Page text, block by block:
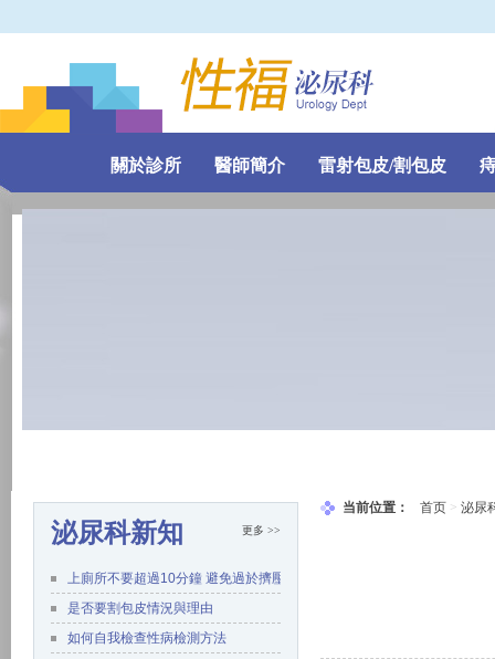
關於診所 醫師簡介 雷射包皮/割包皮
更多 >>
泌尿科新知
上廁所不要超過10分鐘 避免過於擠壓肛門
是否要割包皮情況與理由
如何自我檢查性病檢測方法
当前位置： 首页 > 泌尿